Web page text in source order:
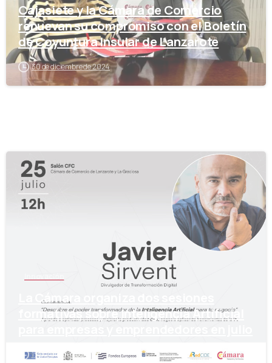
Cajasiete y la Cámara de Comercio
renuevan su compromiso con el Boletín
de Coyuntura Insular de Lanzarote
30 de diciembre de 2024
-
La Cámara organiza dos sesiones
formativas sobre Inteligencia Artificial
15 de julio de 2024